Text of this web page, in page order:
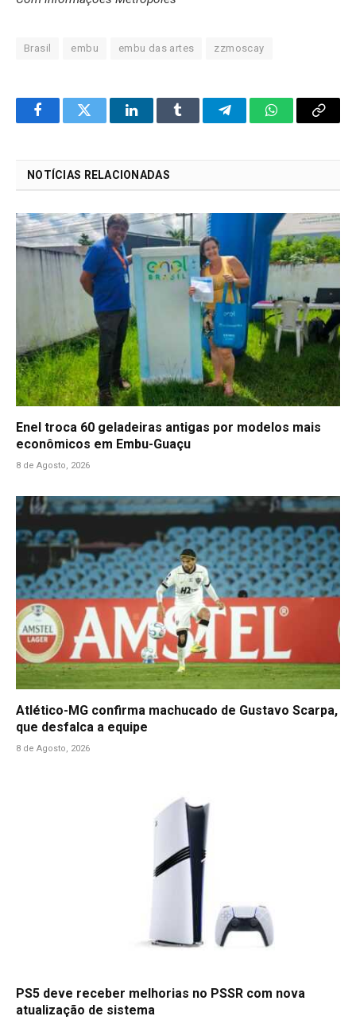
Brasil embu embu das artes zzmoscay
FacebookTwitter LinkedInTumblr TelegramWhatsApp
Copy
NOTÍCIAS RELACIONADAS
Enel troca 60 geladeiras antigas por modelos mais
econômicos em Embu-Guaçu
8 de Agosto, 2026
Atlético-MG confirma machucado de Gustavo Scarpa,
que desfalca a equipe
8 de Agosto, 2026
PS5 deve receber melhorias no PSSR com nova
atualização de sistema